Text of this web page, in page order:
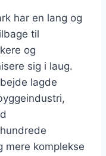
har en lang og
til
og
sig i laug.
lagde
mere komplekse